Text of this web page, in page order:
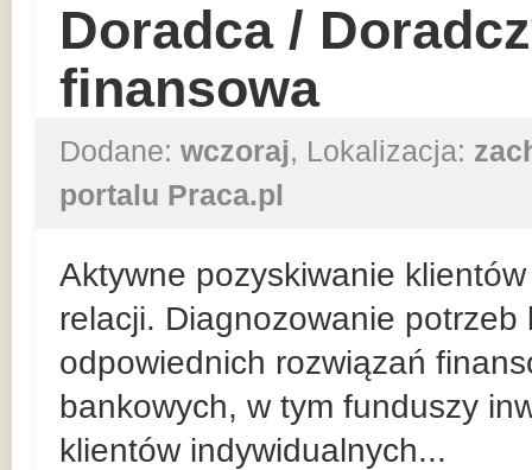
Doradca /
finansowa
Dodane: wczoraj, Lokalizacja:
portalu Praca.pl
Aktywne pozyskiwanie
relacji. Diagnozowanie
odpowiednich rozwiązań
bankowych, w tym funduszy
klientów indywidualnych...